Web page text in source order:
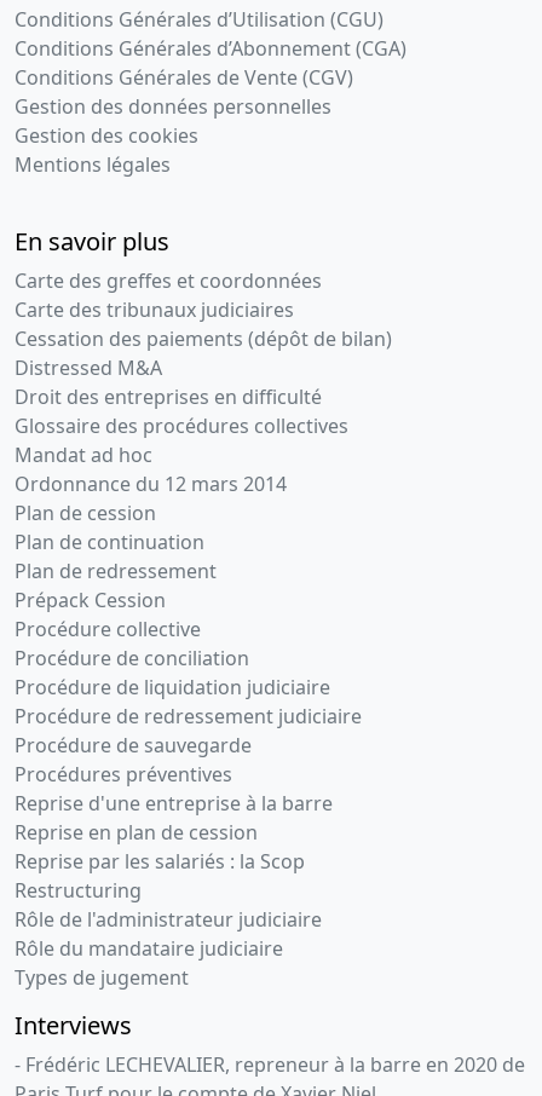
Conditions Générales d’Utilisation (CGU)
Conditions Générales d’Abonnement (CGA)
Conditions Générales de Vente (CGV)
Gestion des données personnelles
Gestion des cookies
Mentions légales
En savoir plus
Carte des greffes et coordonnées
Carte des tribunaux judiciaires
Cessation des paiements (dépôt de bilan)
Distressed M&A
Droit des entreprises en difficulté
Glossaire des procédures collectives
Mandat ad hoc
Ordonnance du 12 mars 2014
Plan de cession
Plan de continuation
Plan de redressement
Prépack Cession
Procédure collective
Procédure de conciliation
Procédure de liquidation judiciaire
Procédure de redressement judiciaire
Procédure de sauvegarde
Procédures préventives
Reprise d'une entreprise à la barre
Reprise en plan de cession
Reprise par les salariés : la Scop
Restructuring
Rôle de l'administrateur judiciaire
Rôle du mandataire judiciaire
Types de jugement
Interviews
- Frédéric LECHEVALIER, repreneur à la barre en 2020 de